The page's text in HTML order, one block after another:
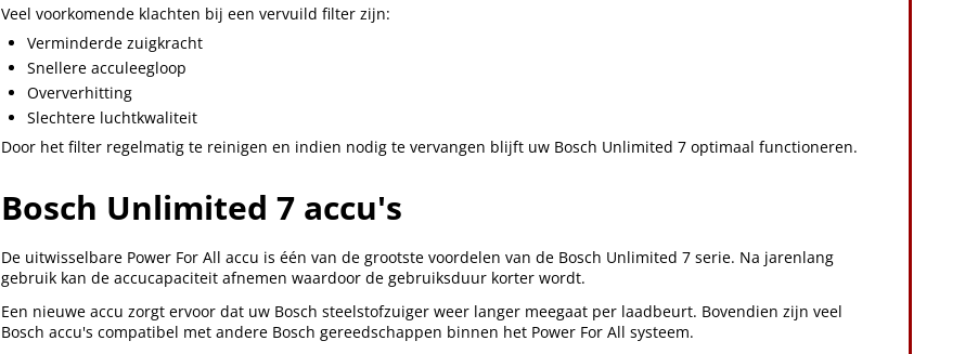
Veel voorkomende klachten bij een vervuild filter zijn:
Verminderde zuigkracht
Snellere acculeegloop
Oververhitting
Slechtere luchtkwaliteit
Door het filter regelmatig te reinigen en indien nodig te vervangen blijft uw Bosch Unlimited 7 optimaal functioneren.
Bosch Unlimited 7 accu's
De uitwisselbare Power For All accu is één van de grootste voordelen van de Bosch Unlimited 7 serie. Na jarenlang
gebruik kan de accucapaciteit afnemen waardoor de gebruiksduur korter wordt.
Een nieuwe accu zorgt ervoor dat uw Bosch steelstofzuiger weer langer meegaat per laadbeurt. Bovendien zijn veel
Bosch accu's compatibel met andere Bosch gereedschappen binnen het Power For All systeem.